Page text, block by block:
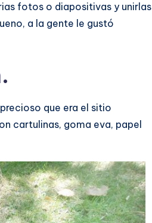
fotos o diapositivas y unirlas
a la gente le gustó
que era el sitio
cartulinas, goma eva, papel